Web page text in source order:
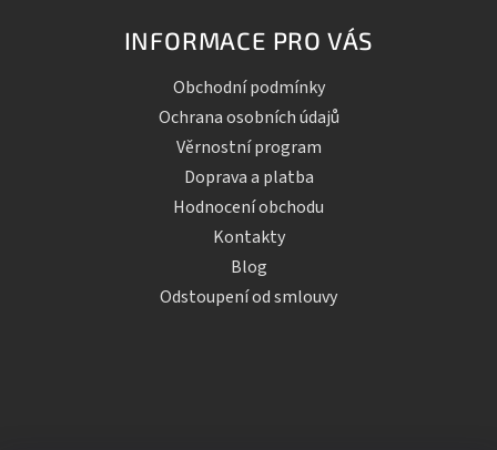
INFORMACE PRO VÁS
Obchodní podmínky
Ochrana osobních údajů
Věrnostní program
Doprava a platba
Hodnocení obchodu
Kontakty
Blog
Odstoupení od smlouvy